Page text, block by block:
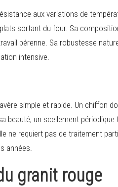
aux variations de
sortant du four. Sa
pérenne. Sa robustesse
intensive.
simple et rapide. Un chiffon
beauté, un scellement périodique
ne requiert pas de traitement
années.
granit rouge